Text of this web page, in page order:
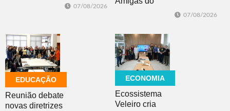
favorável ao
fenômeno
07/08/2026
vencem no
futsal
07/08/2026
EDUCAÇÃO
Reunião debate
novas diretrizes
ECONOMIA
Ecossistema
Veleiro cria